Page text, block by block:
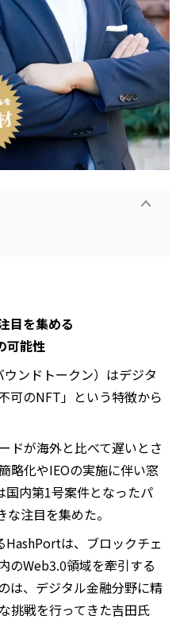
目を集める
可能性
ンドトークン）はデジタ
可のNFT」という特徴から
ドが海外と比べて遅いとさ
略化やIEOの実施に伴い窓
国内第1号案件となったパ
注目を集めた。
は、ブロックチェ
のWeb3.0領域を牽引する
は、デジタル金融分野に精
挑戦を行ってきた吉田氏